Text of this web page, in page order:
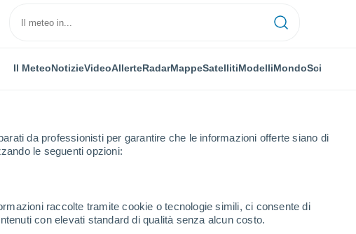
da professionisti per garantire che le informazioni offerte siano di
le seguenti opzioni:
raccolte tramite cookie o tecnologie simili, ci consente di
con elevati standard di qualità senza alcun costo.
Il MeteoNotizieVideoAllerteRadarMappeSatellitiModelliMondoSci